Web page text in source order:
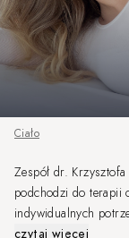
Ciało
Zespół dr.
podchodzi do terapii
indywidualnych
Dzięki doświadczeniu
czytaj więcej